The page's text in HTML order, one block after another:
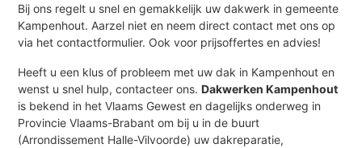
Bij ons regelt u snel en gemakkelijk uw dakwerk in gemeente
Kampenhout. Aarzel niet en neem direct contact met ons op
via het contactformulier. Ook voor prijsoffertes en advies!
Heeft u een klus of probleem met uw dak in Kampenhout en
wenst u snel hulp, contacteer ons.Dakwerken Kampenhout
is bekend in het Vlaams Gewest en dagelijks onderweg in
Provincie Vlaams-Brabant om bij u in de buurt
(Arrondissement Halle-Vilvoorde) uw dakreparatie,